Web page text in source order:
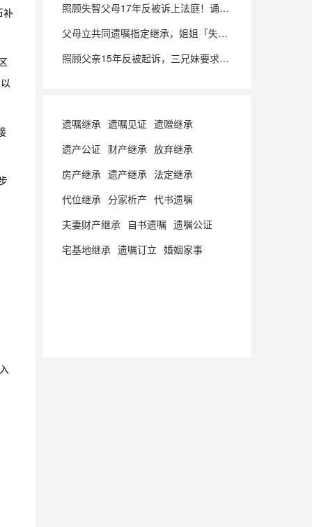
补
照顾失智父母17年反被诉上法庭！诵盈律师力证主要扶养，为当事人争取多分
父母立共同遗嘱指定继承，姐姐「失联阻挠」，诵盈律师助当事人顺利继承
照顾父亲15年反被起诉，三兄妹要求分房！诵盈律师力证赠与有效，两审全胜
遗嘱继承 遗嘱见证 遗赠继承
遗产公证 财产继承 放弃继承
房产继承 遗产继承 法定继承
代位继承 分家析产 代书遗嘱
夫妻财产继承 自书遗嘱 遗嘱公证
宅基地继承 遗嘱订立 婚姻家事